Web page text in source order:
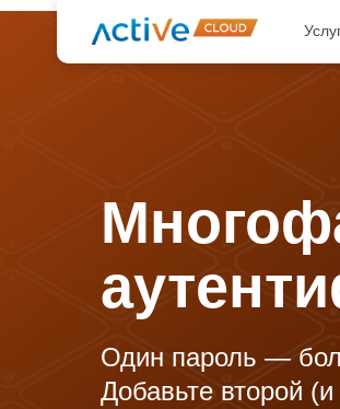
Один пароль —
Добавьте второй